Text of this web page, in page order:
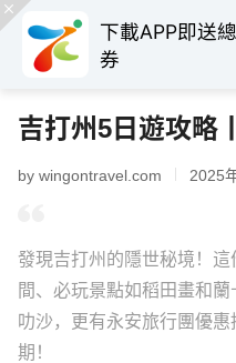
下載APP即送
券
吉打州5日遊攻略
by wingontravel.com 2025
發現吉打州的隱世秘境！
間、必玩景點如稻田畫和
叻沙，更有永安旅行團優
期！